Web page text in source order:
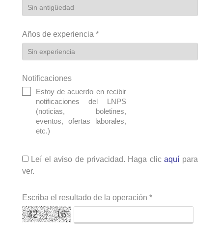
Años de experiencia *
Notificaciones
Estoy de acuerdo en recibir
notificaciones del LNPS
(noticias, boletines,
eventos, ofertas laborales,
etc.)
Leí el aviso de privacidad. Haga clicaquí para
ver.
Escriba el resultado de la operación *
32 - 16